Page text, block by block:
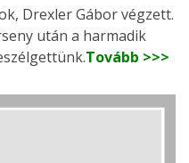
Drexler Gábor végzett.
után a harmadik
Tovább >>>